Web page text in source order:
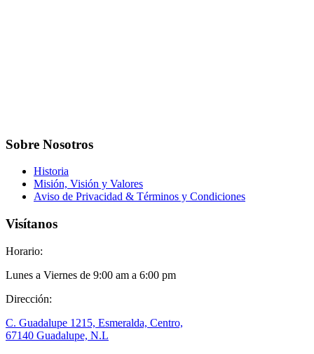
Sobre Nosotros
Historia
Misión, Visión y Valores
Aviso de Privacidad & Términos y Condiciones
Visítanos
Horario:
Lunes a Viernes de 9:00 am a 6:00 pm
Dirección:
C. Guadalupe 1215, Esmeralda, Centro,
67140 Guadalupe, N.L